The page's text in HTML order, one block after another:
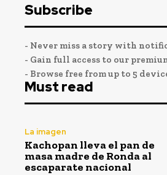
Subscribe
- Never miss a story with
- Gain full access to our
- Browse free from up to 5
Must read
La imagen
Kachopan lleva el pan de
masa madre de Ronda al
escaparate nacional